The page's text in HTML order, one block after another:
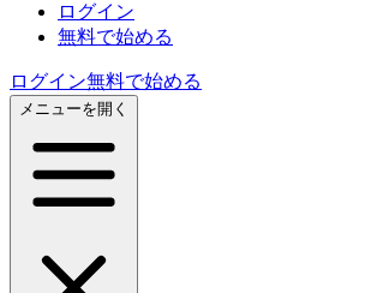
ログイン
無料で始める
ログイン無料で始める
メニューを開く